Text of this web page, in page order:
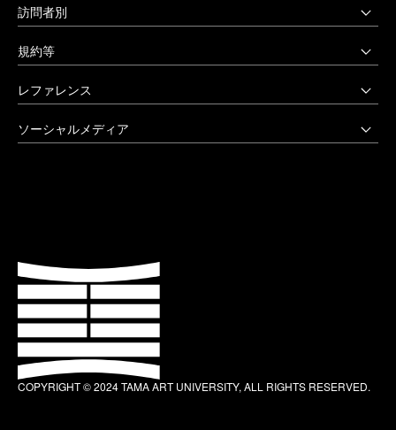
〒158-8558 東京都世田谷区上野毛3-15-34
03-3702-1141（代）
八王子キャンパス
〒192-0394 東京都八王子市鑓水2-1723
多摩美術大学図書館
多摩美術大学美術館
アートテーク
アートアーカイヴセンター
生涯学習センター
訪問者別
受験生の方へ
受験上の配慮をご希望の方へ
在学生の方へ
卒業生の方へ
規約等
公益通報窓口
非常時の対応
激甚災害等の特別支援について
大学評価（認証評価）
教育情報の公表
レファレンス
創立90周年記念事業
卒業制作優秀作品集
ソーシャルメディア
COPYRIGHT © 2024 TAMA ART UNIVERSITY, ALL RIGHTS RESERVED.